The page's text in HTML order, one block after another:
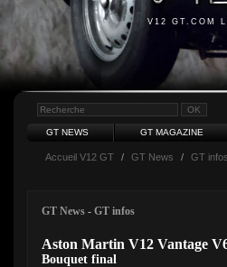
V12 GT.COM
GT NEWS GT MAGAZINE
Accueil V12 GT / GT News / GT infos
GT News - GT infos
Aston Martin V12 Vantage
Bouquet final